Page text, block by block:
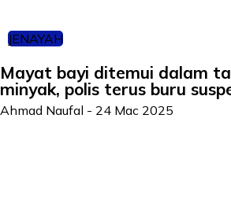
JENAYAH
Mayat bayi ditemui dalam
minyak, polis terus buru
Ahmad Naufal - 24 Mac 2025